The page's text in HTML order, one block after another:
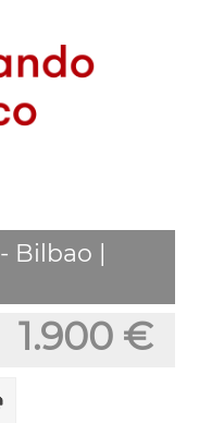
|
1.900 €